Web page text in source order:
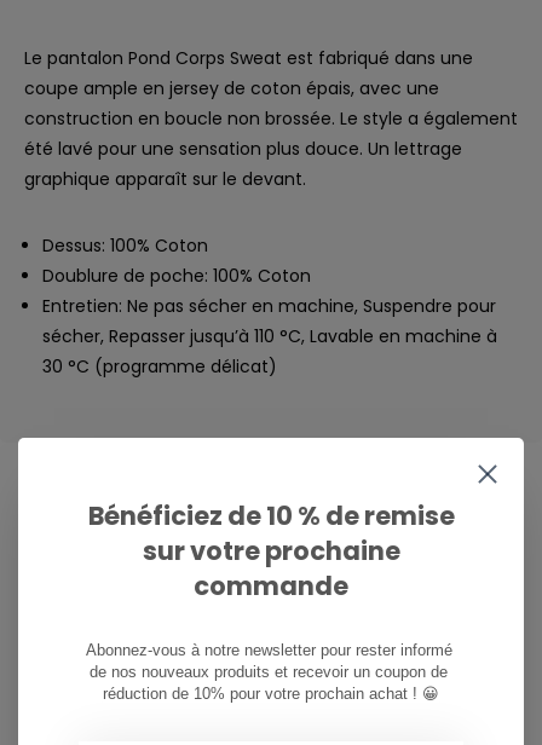
Le pantalon Pond Corps Sweat est fabriqué dans une
coupe ample en jersey de coton épais, avec une
construction en boucle non brossée. Le style a également
été lavé pour une sensation plus douce. Un lettrage
graphique apparaît sur le devant.
Dessus: 100% Coton
Doublure de poche: 100% Coton
Entretien: Ne pas sécher en machine, Suspendre pour
sécher, Repasser jusqu’à 110 °C, Lavable en machine à
30 °C (programme délicat)
CAN WE HELP?
Service à la clientèle: heures d'ouverture
081/260.730
info@ostreet.be
Bénéficiez de 10 % de remise
sur votre prochaine
commande
Abonnez-vous à notre newsletter pour rester informé
de nos nouveaux produits et recevoir un coupon de
réduction de 10% pour votre prochain achat ! 😀